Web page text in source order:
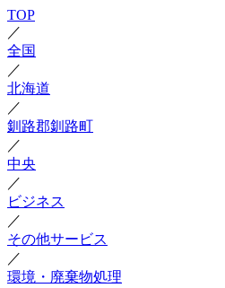
TOP
／
全国
／
北海道
／
釧路郡釧路町
／
中央
／
ビジネス
／
その他サービス
／
環境・廃棄物処理